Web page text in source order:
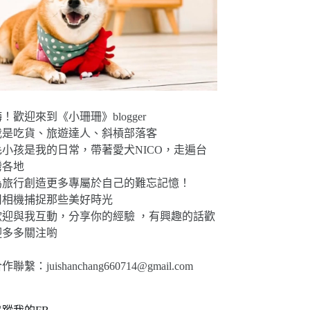
歡迎來到《小珊珊》blogger
是吃貨、旅遊達人、斜槓部落客
小孩是我的日常，帶著愛犬NICO，走遍台
各地
行創造更多專屬於自己的難忘記憶！
相機捕捉那些美好時光
迎與我互動，分享你的經驗 ，有興趣的話歡
多多關注喲
作聯繫：juishanchang660714@gmail.com